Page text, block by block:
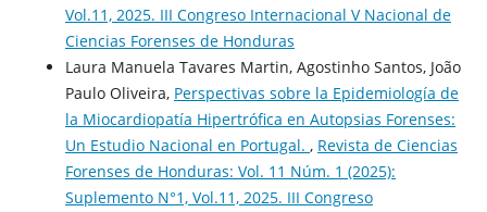
Vol.11, 2025. III Congreso Internacional V Nacional de
Ciencias Forenses de Honduras
Laura Manuela Tavares Martin, Agostinho Santos, João
Paulo Oliveira, Perspectivas sobre la Epidemiología de
la Miocardiopatía Hipertrófica en Autopsias Forenses:
Un Estudio Nacional en Portugal. , Revista de Ciencias
Forenses de Honduras: Vol. 11 Núm. 1 (2025):
Suplemento N°1, Vol.11, 2025. III Congreso